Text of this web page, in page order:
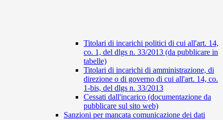
Titolari di incarichi politici di cui all'art. 14,
co. 1, del dlgs n. 33/2013 (da pubblicare in
tabelle)
Titolari di incarichi di amministrazione, di
direzione o di governo di cui all'art. 14, co.
1-bis, del dlgs n. 33/2013
Cessati dall'incarico (documentazione da
pubblicare sul sito web)
Sanzioni per mancata comunicazione dei dati